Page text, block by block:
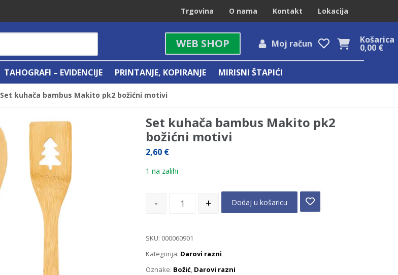
Trgovina O nama Kontakt Lokacija
Košarica
0,00 €
Moj račun
WEB SHOP
TAHOGRAFI – EVIDENCIJE PRINTANJE, KOPIRANJE MIRISNI ŠTAPIĆI
Set kuhača bambus Makito pk2 božićni motivi
Set kuhača bambus Makito pk2
božićni motivi
2,60 €
1 na zalihi
- + Dodaj u košaricu
SKU: 000060901
Kategorija: Darovi razni
Oznake: Božić, Darovi razni